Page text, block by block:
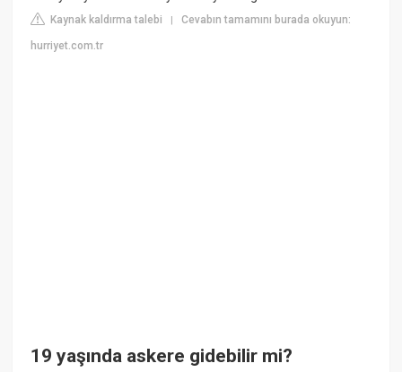
Kaynak kaldırma talebi |Cevabın tamamını burada okuyun:
hurriyet.com.tr
19 yaşında askere gidebilir mi?